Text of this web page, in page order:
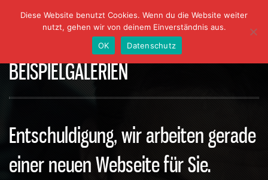
BEISPIELGALERIEN
Entschuldigung, wir arbeiten gerade
einer neuen Webseite für Sie.
Diese Website benutzt Cookies. Wenn du die Website weiter
nutzt, gehen wir von deinem Einverständnis aus.
OK
Datenschutz